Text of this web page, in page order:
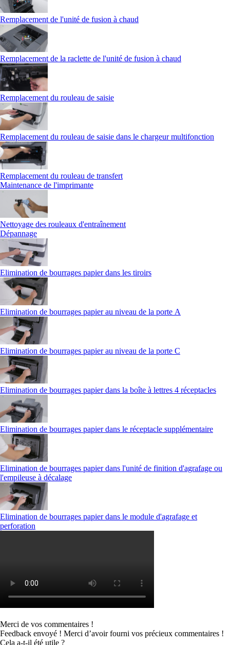
Remplacement de l'unité de fusion à chaud
Remplacement de la raclette de l'unité de fusion à chaud
Remplacement du rouleau de saisie
Remplacement du rouleau de saisie dans le chargeur multifonction
Remplacement du rouleau de transfert
Maintenance de l'imprimante
Nettoyage des rouleaux d'entraînement
Dépannage
Elimination de bourrages papier dans les tiroirs
Elimination de bourrages papier au niveau de la porte A
Elimination de bourrages papier au niveau de la porte C
Elimination de bourrages papier dans la boîte à lettres 4 réceptacles
Elimination de bourrages papier dans le réceptacle supplémentaire
Elimination de bourrages papier dans l'unité de finition d'agrafage ou
l'empileuse à décalage
Elimination de bourrages papier dans le module d'agrafage et
perforation
Merci de vos commentaires !
Feedback envoyé ! Merci d’avoir fourni vos précieux commentaires !
Cela a-t-il été utile ?